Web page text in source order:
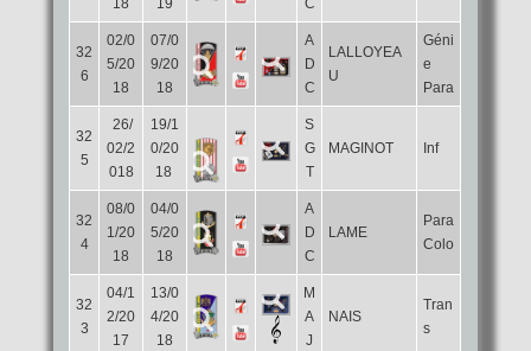
18
19
C
32
6
02/0
5/20
18
07/0
9/20
18
A
D
C
LALLOYEA
U
Géni
e
Para
32
5
26/
02/2
018
19/1
0/20
18
S
G
T
MAGINOT Inf
32
4
08/0
1/20
18
04/0
5/20
18
A
D
C
LAME
Para
Colo
32
3
04/1
2/20
17
13/0
4/20
18
M
A
J
NAIS
Tran
s